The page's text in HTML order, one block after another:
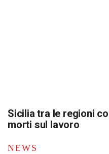
Sicilia tra le regioni
morti sul lavoro
NEWS